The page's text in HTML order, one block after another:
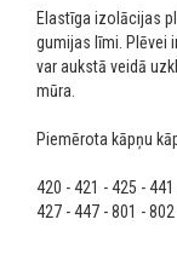
Elastīga izolācijas
gumijas līmi. Plēvei
var aukstā veidā
mūra.
Piemērota kāpņu
420 - 421 - 425 -
427 - 447 - 801 - 802